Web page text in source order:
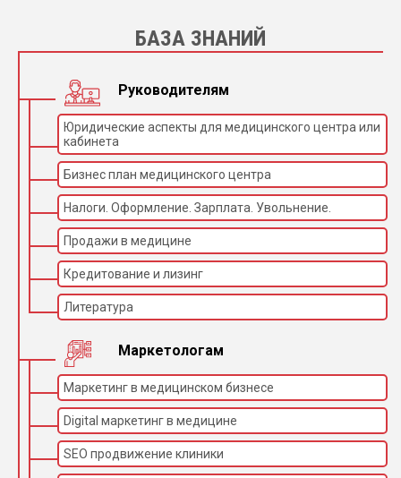
БАЗА ЗНАНИЙ
Руководителям
Юридические аспекты для медицинского центра или
кабинета
Бизнес план медицинского центра
Налоги. Оформление. Зарплата. Увольнение.
Продажи в медицине
Кредитование и лизинг
Литература
Маркетологам
Маркетинг в медицинском бизнесе
Digital маркетинг в медицине
SEO продвижение клиники